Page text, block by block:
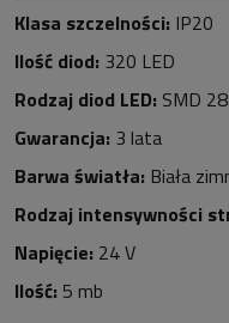
Klasa szczelności: IP20
Ilość diod: 320 LED
Rodzaj diod LED: SMD
Gwarancja: 3 lata
Barwa światła: Biała
Rodzaj intensywności
Napięcie: 24 V
Ilość: 5 mb